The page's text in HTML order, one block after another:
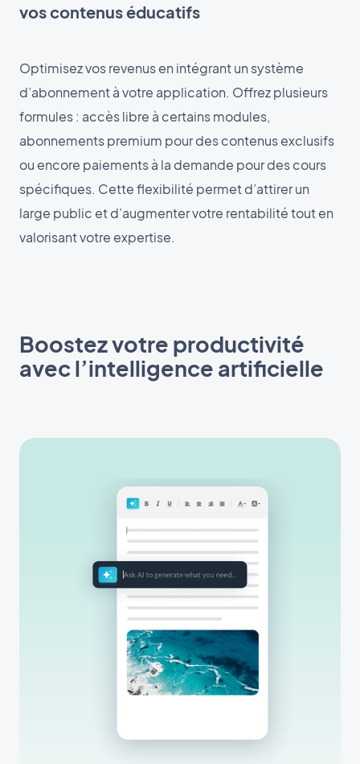
vos contenus éducatifs
Optimisez vos revenus en intégrant un système
d’abonnement à votre application. Offrez plusieurs
formules : accès libre à certains modules,
abonnements premium pour des contenus exclusifs
ou encore paiements à la demande pour des cours
spécifiques. Cette flexibilité permet d’attirer un
large public et d’augmenter votre rentabilité tout en
valorisant votre expertise.
Boostez votre productivité
avec l’intelligence artificielle